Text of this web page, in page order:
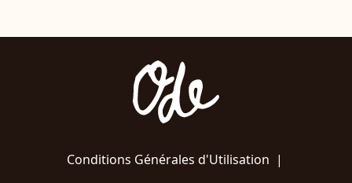
Conditions Générales d'Utilisation |